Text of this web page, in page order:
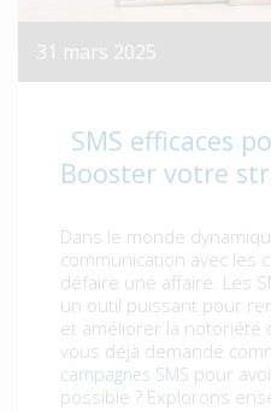
31 mars 2025
SMS efficaces
Booster votre
Dans le monde
communication avec les
défaire une affaire. Les
un outil puissant pour
et améliorer la notoriété
vous déjà demandé
campagnes SMS pour
possible ? Explorons